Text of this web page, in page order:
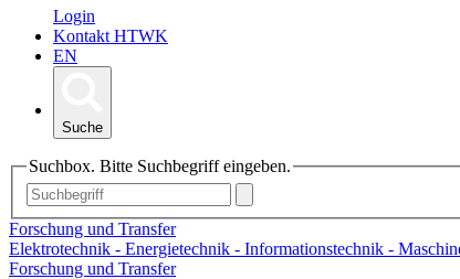
Login
Kontakt HTWK
EN
Suche
Suchbox. Bitte Suchbegriff eingeben.
Forschung und Transfer
Elektrotechnik - Energietechnik - Informationstechnik -
Forschung und Transfer